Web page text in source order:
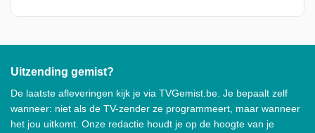
Uitzending gemist?
De laatste afleveringen kijk je via TVGemist.be. Je bepaalt zelf
wanneer: niet als de TV-zender ze programmeert, maar wanneer
het jou uitkomt. Onze redactie houdt je op de hoogte van je